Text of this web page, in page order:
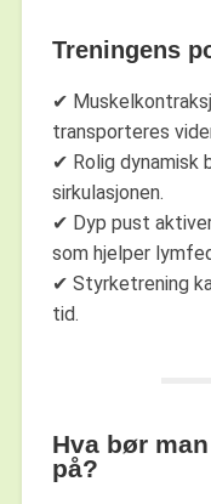
Treningens
✔
transporteres
✔ Rolig dynamisk
sirkulasjonen.
✔ Dyp pust
som hjelper
✔ Styrketrening
tid.
Hva bør
på?